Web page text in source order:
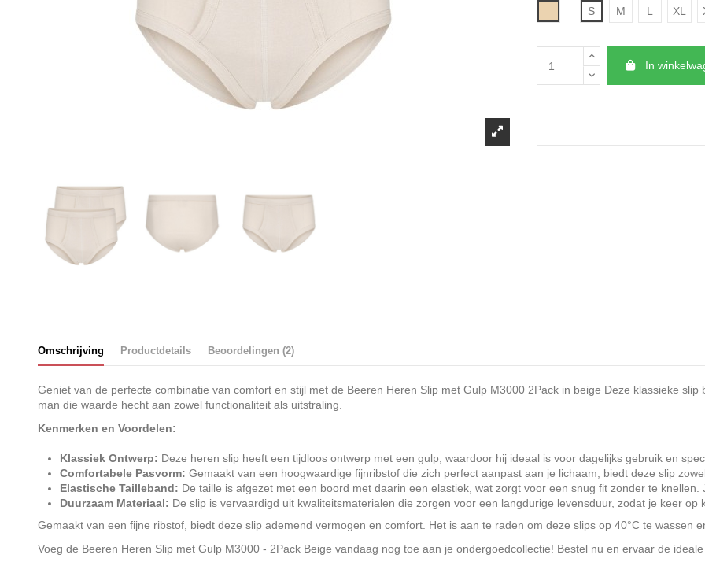
S
M L XL
In
Omschrijving Productdetails Beoordelingen (2)
Geniet van de perfecte combinatie van comfort en stijl met de Beeren Heren Slip met Gulp M3000 2Pack in beige Deze klassieke
man die waarde hecht aan zowel functionaliteit als uitstraling.
Kenmerken en Voordelen:
Klassiek Ontwerp: Deze heren slip heeft een tijdloos ontwerp met een gulp, waardoor hij ideaal is voor dagelijks gebruik en
Comfortabele Pasvorm: Gemaakt van een hoogwaardige fijnribstof die zich perfect aanpast aan je lichaam, biedt deze slip
Elastische Tailleband: De taille is afgezet met een boord met daarin een elastiek, wat zorgt voor een snug fit zonder te
Duurzaam Materiaal: De slip is vervaardigd uit kwaliteitsmaterialen die zorgen voor een langdurige levensduur, zodat je keer op
Gemaakt van een fijne ribstof, biedt deze slip ademend vermogen en comfort. Het is aan te raden om deze slips op 40°C te wassen
Voeg de Beeren Heren Slip met Gulp M3000 - 2Pack Beige vandaag nog toe aan je ondergoedcollectie! Bestel nu en ervaar de